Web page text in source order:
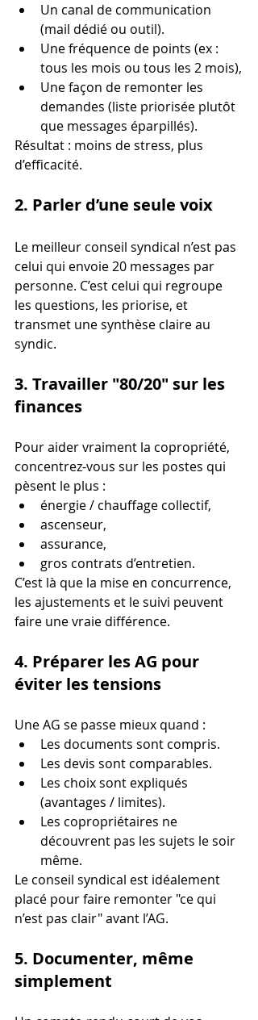
Un canal de communication
(mail dédié ou outil).
Une fréquence de points (ex :
tous les mois ou tous les 2 mois),
Une façon de remonter les
demandes (liste priorisée plutôt
que messages éparpillés).
Résultat : moins de stress, plus
d’efficacité.
2. Parler d’une seule voix
Le meilleur conseil syndical n’est pas
celui qui envoie 20 messages par
personne. C’est celui qui regroupe
les questions, les priorise, et
transmet une synthèse claire au
syndic.
3. Travailler "80/20" sur les
finances
Pour aider vraiment la copropriété,
concentrez-vous sur les postes qui
pèsent le plus :
énergie / chauffage collectif,
ascenseur,
assurance,
gros contrats d’entretien.
C’est là que la mise en concurrence,
les ajustements et le suivi peuvent
faire une vraie différence.
4. Préparer les AG pour
éviter les tensions
Une AG se passe mieux quand :
Les documents sont compris.
Les devis sont comparables.
Les choix sont expliqués
(avantages / limites).
Les copropriétaires ne
découvrent pas les sujets le soir
même.
Le conseil syndical est idéalement
placé pour faire remonter "ce qui
n’est pas clair" avant l’AG.
5. Documenter, même
simplement